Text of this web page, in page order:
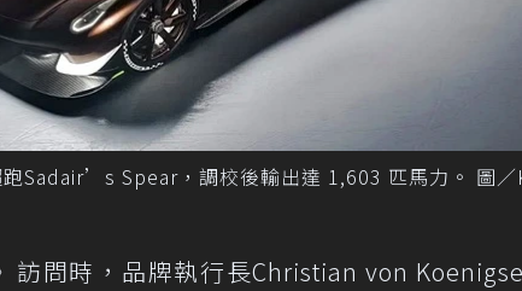
Sadair’s Spear，調校後輸出達 1,603 匹馬力。 圖
訪問時，品牌執行長Christian von